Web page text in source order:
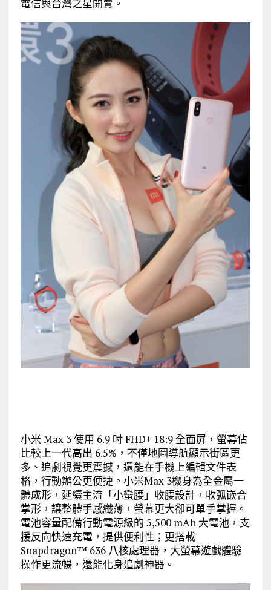
電信與台灣之星開賣。
小米 Max 3 使用 6.9 吋 FHD+ 18:9 全面屏，螢幕佔
比較上一代高出 6.5%，不僅地圖導航顯示街區更
多、追劇視覺更震撼，還能在手機上編輯文件表
格，行動辦公更便捷。小米Max 3機身為全金屬一
體成形，延續主流「小蠻腰」收腰設計，收弧嵌合
掌形，讓整體手感纖薄，螢幕更大卻可單手掌握。
電池容量配備行動電源級的 5,500 mAh 大電池，支
援反向快速充電，提供便利性；更搭載
Snapdragon™ 636 八核處理器，大螢幕遊戲體驗
操作更流暢，還能化身追劇神器。